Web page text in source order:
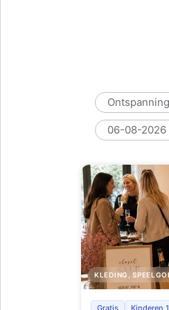
Ontspanning
06-08-
KLEDING,
Dames Closet
Gratis Kinderen